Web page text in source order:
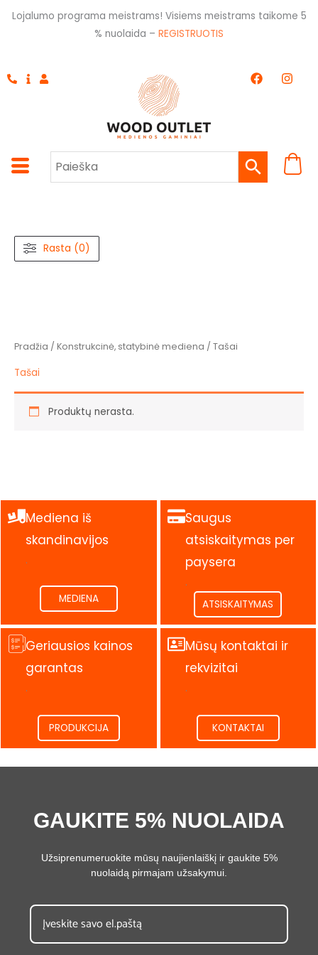
Pereiti
Lojalumo programa meistrams! Visiems meistrams taikome 5
% nuolaida – REGISTRUOTIS
F
a
k
I
n
a
m
Rasta (0)
Pradžia / Konstrukcinė, statybinė mediena / Tašai
Tašai
Produktų nerasta.
Mediena iš
skandinavijos
.
MEDIENA
Saugus
atsiskaitymas per
paysera
.
ATSISKAITYMAS
Geriausios kainos
garantas
.
PRODUKCIJA
Mūsų kontaktai ir
rekvizitai
.
KONTAKTAI
GAUKITE 5% NUOLAIDA
Užsiprenumeruokite mūsų naujienlaiškį ir gaukite 5%
nuolaidą pirmajam užsakymui.